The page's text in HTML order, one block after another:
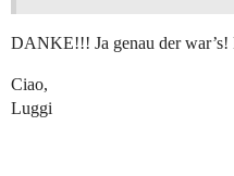
DANKE!!! Ja genau der war’s!
Ciao,
Luggi